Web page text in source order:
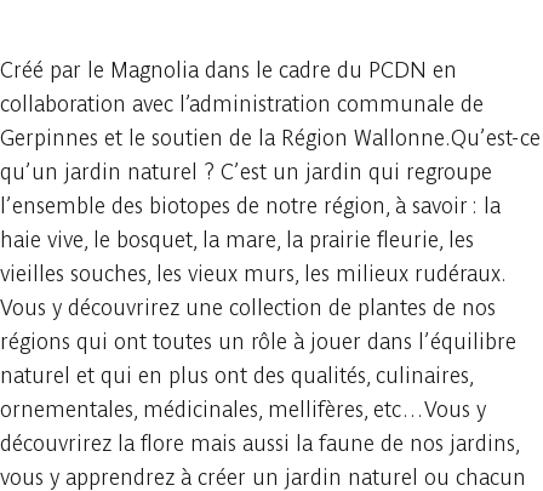
Créé par le Magnolia dans le cadre du PCDN en
collaboration avec l’administration communale de
Gerpinnes et le soutien de la Région Wallonne.Qu’est-ce
qu’un jardin naturel ? C’est un jardin qui regroupe
l’ensemble des biotopes de notre région, à savoir : la
haie vive, le bosquet, la mare, la prairie fleurie, les
vieilles souches, les vieux murs, les milieux rudéraux.
Vous y découvrirez une collection de plantes de nos
régions qui ont toutes un rôle à jouer dans l’équilibre
naturel et qui en plus ont des qualités, culinaires,
ornementales, médicinales, mellifères, etc…Vous y
découvrirez la flore mais aussi la faune de nos jardins,
vous y apprendrez à créer un jardin naturel ou chacun